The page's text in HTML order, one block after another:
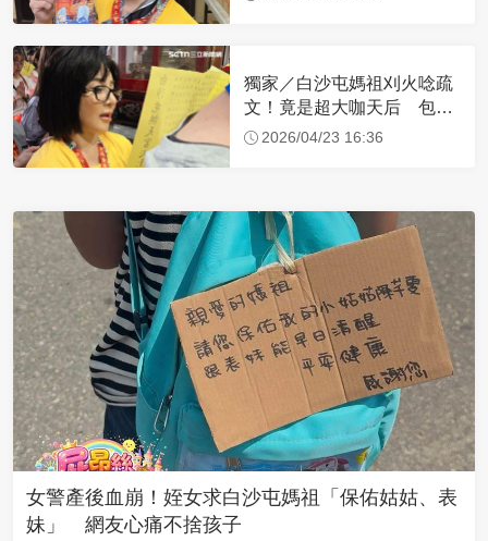
獨家／白沙屯媽祖刈火唸疏
文！竟是超大咖天后 包尿
布忍尿5小時不喊累
2026/04/23 16:36
女警產後血崩！姪女求白沙屯媽祖「保佑姑姑、表
妹」 網友心痛不捨孩子